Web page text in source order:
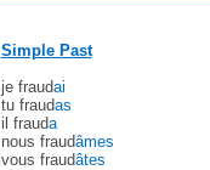
Simple Past
je fraudai
tu fraudas
il frauda
nous fraudâmes
vous fraudâtes